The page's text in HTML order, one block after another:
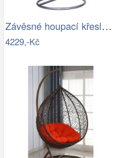
Závěsné houpací křeslo Houseland Imogen…
4229,-Kč